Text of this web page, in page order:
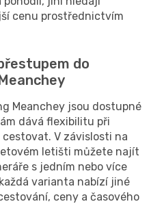
cenu prostřednictvím
do
Meanchey jsou dostupné
dává flexibilitu při
V závislosti na
letišti můžete najít
s jedním nebo více
varianta nabízí jiné
ceny a časového